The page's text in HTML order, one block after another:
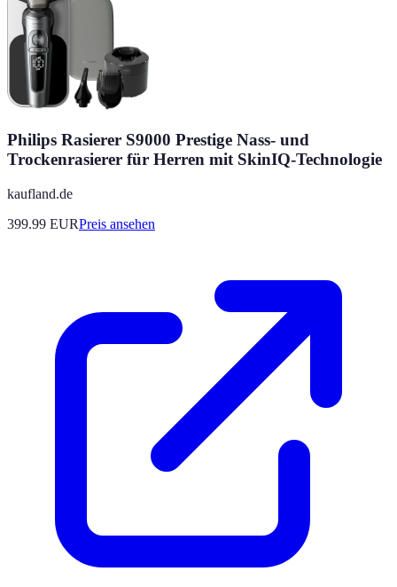
Philips Rasierer S9000 Prestige Nass- und
Trockenrasierer für Herren mit SkinIQ-Technologie
kaufland.de
399.99 EURPreis ansehen